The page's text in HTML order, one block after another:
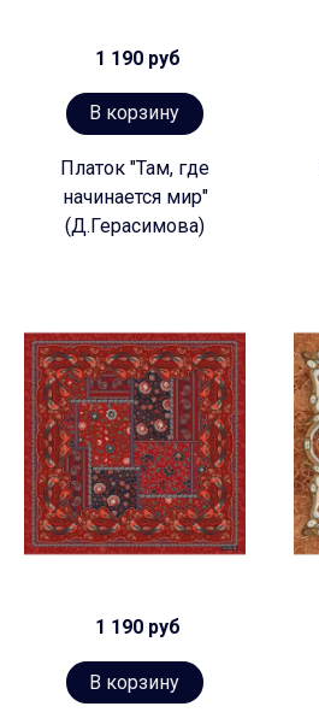
1 190 руб
В корзину
Платок "Там, где
начинается мир"
(Д.Герасимова)
1 190 руб
В корзину